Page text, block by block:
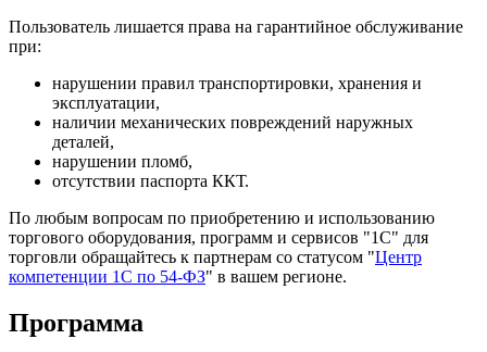
Пользователь лишается права на гарантийное обслуживание
при:
нарушении правил транспортировки, хранения и
эксплуатации,
наличии механических повреждений наружных
деталей,
нарушении пломб,
отсутствии паспорта ККТ.
По любым вопросам по приобретению и использованию
торгового оборудования, программ и сервисов "1С" для
торговли обращайтесь к партнерам со статусом "Центр
компетенции 1С по 54-ФЗ" в вашем регионе.
Программа